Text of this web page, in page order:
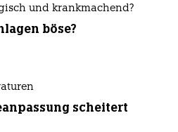
und krankmachend?
böse?
scheitert